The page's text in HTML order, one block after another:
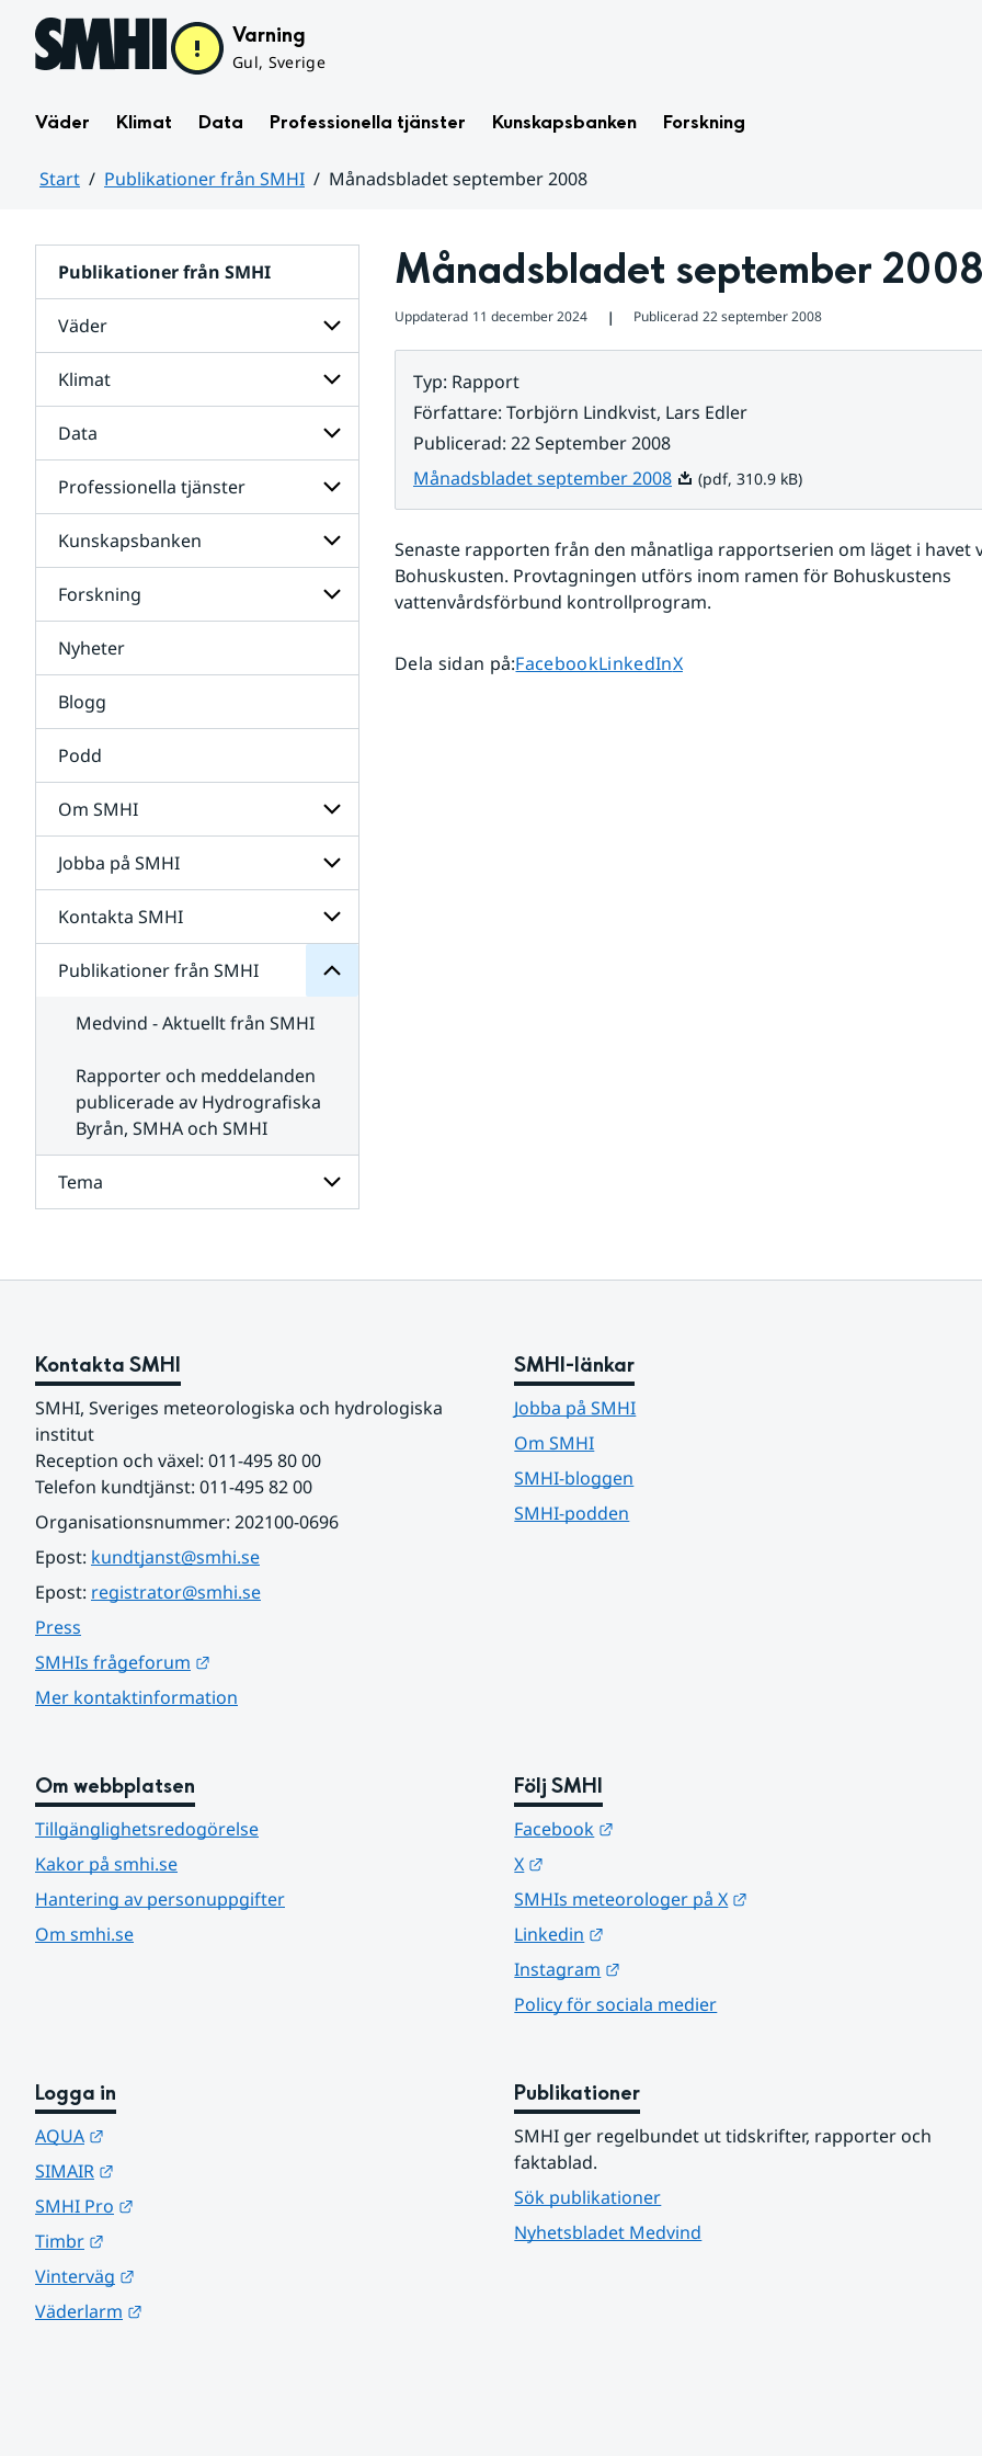
Hoppa till sidans innehåll Varning
Gul, Sverige
Väder Klimat Data Professionella tjänster Kunskapsbanken Forskning
Start Publikationer från SMHI
Månadsbladet september 2008
Publikationer från SMHI
Väder
Undersidor
för
Väder
Klimat
Undersidor
för
Klimat
Data
Undersidor
för
Data
Professionella tjänster
Undersidor
för
Professionella
tjänster
Kunskapsbanken
Undersidor
för
Forskning
Undersidor
för
Nyheter
Blogg
Podd
Om SMHI
Undersidor
för
Om
SMHI
Jobba på SMHI
Undersidor
för
Jobba
på
Kontakta SMHI
Undersidor
Kontakta
SMHI
Publikationer från SMHI
Undersidor
för
Publikationer
från
SMHI
Medvind - Aktuellt från SMHI
Rapporter och meddelanden
publicerade av Hydrografiska
Byrån, SMHA och SMHI
Tema
Tema
Månadsbladet september
Uppdaterad 11 december 2024 ❘ Publicerad 22 september 2008
Typ: Rapport
Författare: Torbjörn Lindkvist, Lars Edler
Publicerad: 22 September 2008
Månadsbladet september 2008Pdf, 310.9 kB.
(pdf, 310.9 kB)
Senaste rapporten från den månatliga rapportserien om läget i havet
Bohuskusten. Provtagningen utförs inom ramen för Bohuskustens
vattenvårdsförbund kontrollprogram.
Dela sidan på:Dela sidan på
FacebookDela sidan på
LinkedInDela sidan på
X
Kontakta SMHI
SMHI, Sveriges meteorologiska och hydrologiska
institut
Reception och växel: 011-495 80 00
Telefon kundtjänst: 011-495 82 00
Organisationsnummer: 202100-0696
Epost: kundtjanst@smhi.se
Epost: registrator@smhi.se
Press
SMHIs frågeforum
Mer kontaktinformation
SMHI-länkar
Jobba på SMHI
Om SMHI
SMHI-bloggen
SMHI-podden
Om webbplatsen
Tillgänglighetsredogörelse
Kakor på smhi.se
Hantering av personuppgifter
Om smhi.se
Följ SMHI
Facebook
X
SMHIs meteorologer på X
Linkedin
Instagram
Policy för sociala medier
Logga in
AQUA
SIMAIR
SMHI Pro
Timbr
Vinterväg
Väderlarm
Publikationer
SMHI ger regelbundet ut tidskrifter, rapporter och
faktablad.
Sök publikationer
Nyhetsbladet Medvind